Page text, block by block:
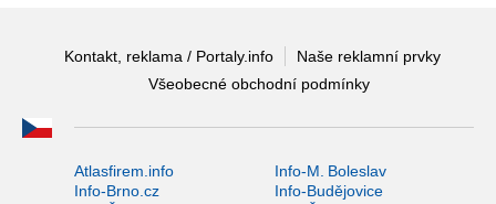
Kontakt, reklama / Portaly.info
Naše reklamní prvky
Všeobecné obchodní podmínky
Atlasfirem.info
Info-M. Boleslav
Info-Brno.cz
Info-Budějovice